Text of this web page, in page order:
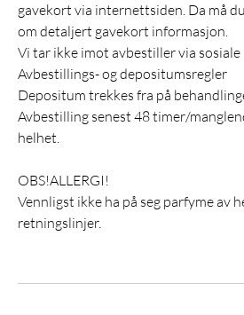
gavekort via internettsiden. Da må
om detaljert gavekort informasjon.
Vi tar ikke imot avbestiller via sosiale
Avbestillings- og depositumsregler
Depositum trekkes fra på
Avbestilling senest 48 timer/
helhet.
OBS!ALLERGI!
Vennligst ikke ha på seg parfyme av
retningslinjer.